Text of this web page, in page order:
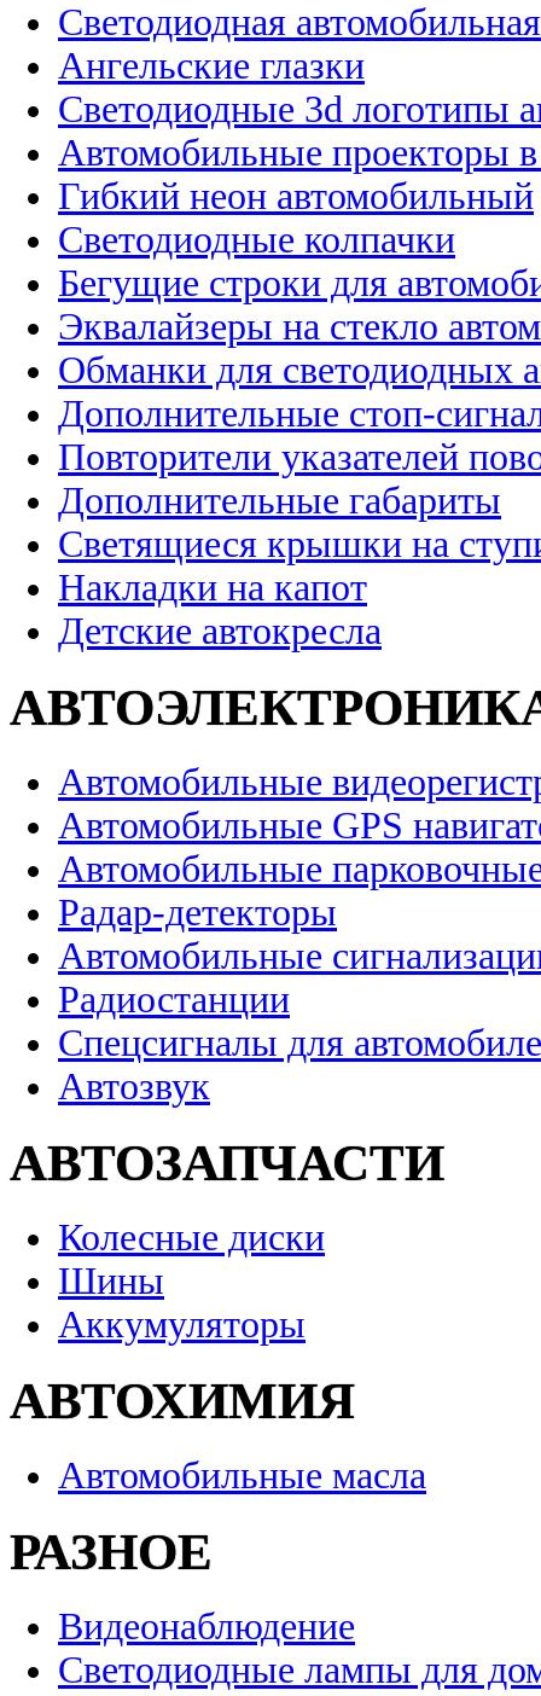
Светодиодная
Ангельские глазки
Светодиодные 3d логотипы
Автомобильные проекторы
Гибкий неон автомобильный
Светодиодные колпачки
Бегущие строки для
Эквалайзеры на стекло
Обманки для светодиодных
Дополнительные стоп-
Повторители указателей
Дополнительные габариты
Светящиеся крышки на
Накладки на капот
Детские автокресла
Автомобильные
Автомобильные GPS
Автомобильные
Радар-детекторы
Автомобильные
Радиостанции
Спецсигналы для
Автозвук
АВТОЗАПЧАСТИ
Колесные диски
Шины
Аккумуляторы
АВТОХИМИЯ
Автомобильные масла
РАЗНОЕ
Видеонаблюдение
Светодиодные лампы для